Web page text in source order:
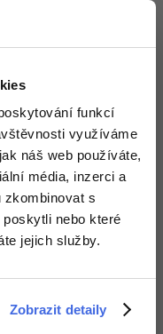
funkcí
využíváme
náš web používáte,
média, inzerci a
zkombinovat s
nebo které
jejich služby.
Zobrazit detaily
26.9.2013 19:59
29.9.2013 21:20
nedostal, řešil jsem něco